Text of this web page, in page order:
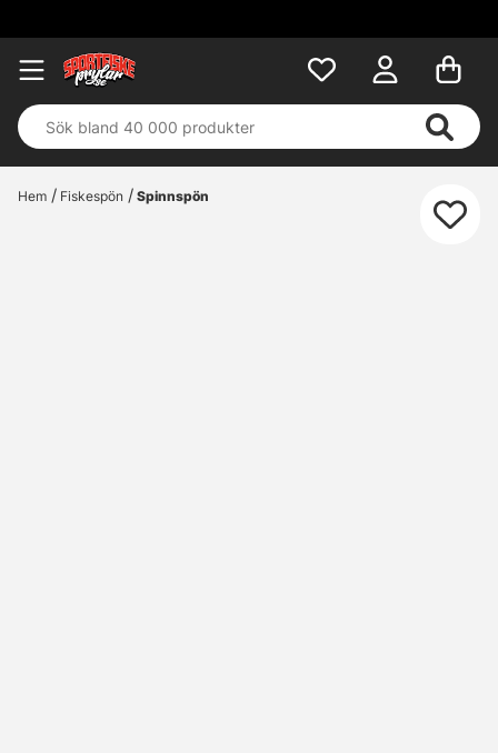
Hem Fiskespön Spinnspön